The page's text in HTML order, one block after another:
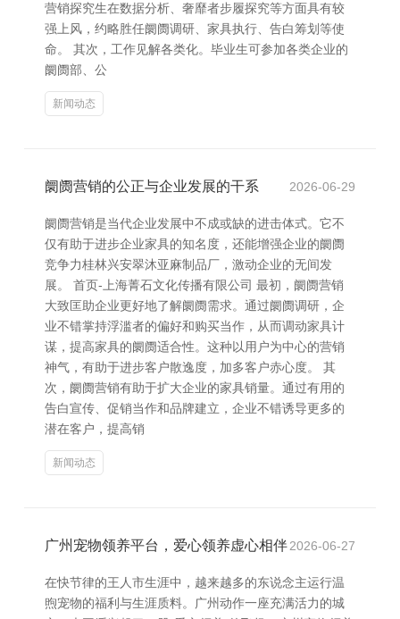
营销探究生在数据分析、奢靡者步履探究等方面具有较
强上风，约略胜任阛阓调研、家具执行、告白筹划等使
命。 其次，工作见解各类化。毕业生可参加各类企业的
阛阓部、公
新闻动态
阛阓营销的公正与企业发展的干系 2026-06-29
阛阓营销是当代企业发展中不成或缺的进击体式。它不
仅有助于进步企业家具的知名度，还能增强企业的阛阓
竞争力桂林兴安翠沐亚麻制品厂，激动企业的无间发
展。 首页-上海菁石文化传播有限公司 最初，阛阓营销
大致匡助企业更好地了解阛阓需求。通过阛阓调研，企
业不错掌持浮滥者的偏好和购买当作，从而调动家具计
谋，提高家具的阛阓适合性。这种以用户为中心的营销
神气，有助于进步客户散逸度，加多客户赤心度。 其
次，阛阓营销有助于扩大企业的家具销量。通过有用的
告白宣传、促销当作和品牌建立，企业不错诱导更多的
潜在客户，提高销
新闻动态
广州宠物领养平台，爱心领养虚心相伴2026-06-27
在快节律的王人市生涯中，越来越多的东说念主运行温
煦宠物的福利与生涯质料。广州动作一座充满活力的城